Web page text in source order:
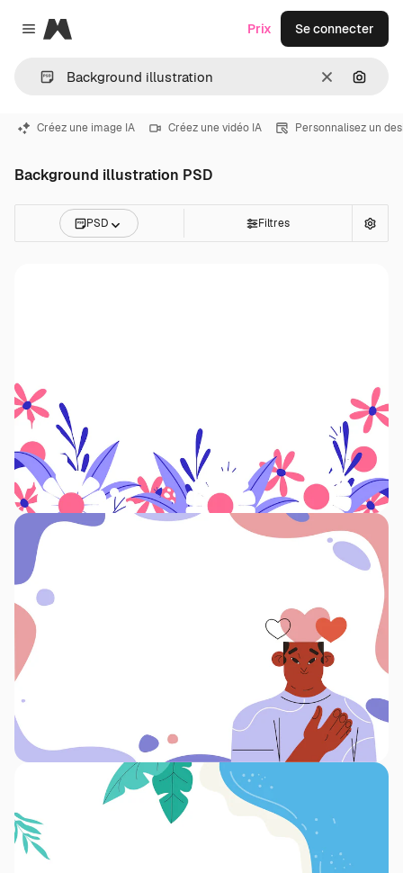
Close menu
Magnific
Effacer
Prix Se connecter
Créez une image IA Créez une vidéo IA Personnalisez un
Background illustration PSD
PSD Filtres